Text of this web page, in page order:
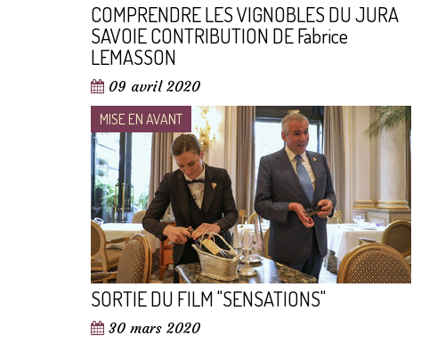
COMPRENDRE LES VIGNOBLES DU JURA
SAVOIE CONTRIBUTION DE Fabrice
LEMASSON
09 avril 2020
MISE EN AVANT
SORTIE DU FILM "SENSATIONS"
30 mars 2020